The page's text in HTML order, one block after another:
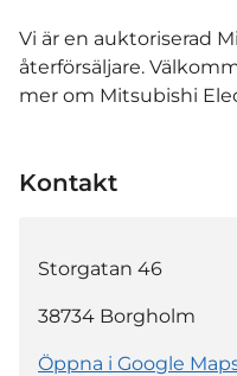
Vi är en auktoriserad
återförsäljare.
mer om Mitsubishi
Kontakt
Storgatan 46
38734 Borgholm
Öppna i Google